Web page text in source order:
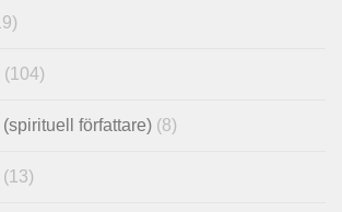
(104)
författare) (8)
(13)